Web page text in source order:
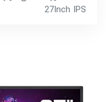
27Inch IPS